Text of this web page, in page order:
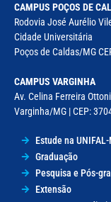
CAMPUS POÇOS DE
Rodovia José Aurélio
Cidade Universitária
Poços de Caldas/MG
CAMPUS VARGINHA
Av. Celina Ferreira
Varginha/MG | CEP:
Estude na UNIFAL-
Graduação
Pesquisa e Pós-
Extensão